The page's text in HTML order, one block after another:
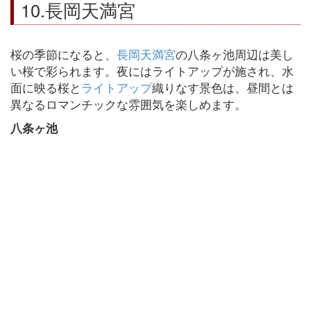
10.長岡天満宮
桜の季節になると、 長岡天満宮の八条ヶ池周辺は美し
い桜で彩られます。夜にはライトアップが施され、水
面に映る桜と ライトアップ織りなす景色は、昼間とは
異なるロマンチックな雰囲気を楽しめます。
八条ヶ池